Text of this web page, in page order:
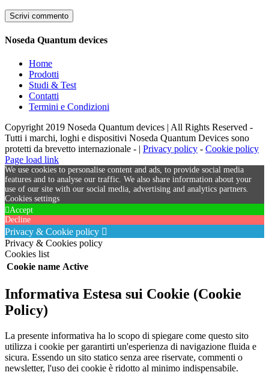
Noseda Quantum devices
Home
Prodotti
Studi & Test
Contatti
Termini e Condizioni
Copyright 2019 Noseda Quantum devices | All Rights Reserved -
Tutti i marchi, loghi e dispositivi Noseda Quantum Devices sono
protetti da brevetto internazionale - | Privacy policy - Cookie policy
Page load link
We use cookies to personalise content and ads, to provide social media
features and to analyse our traffic. We also share information about your
use of our site with our social media, advertising and analytics partners.
Cookies settings
Accept
Decline
Privacy & Cookie policy
Privacy & Cookies policy
Cookies list
Cookie name Active
Informativa Estesa sui Cookie (Cookie
Policy)
La presente informativa ha lo scopo di spiegare come questo sito
utilizza i cookie per garantirti un'esperienza di navigazione fluida e
sicura. Essendo un sito statico senza aree riservate, commenti o
newsletter, l'uso dei cookie è ridotto al minimo indispensabile.